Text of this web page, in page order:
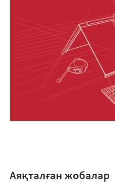
Аяқталған жобалар